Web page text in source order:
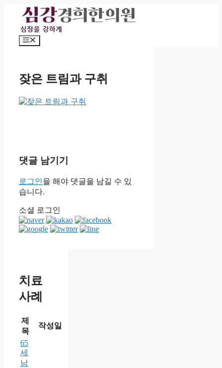
메
잦은 트림과 구취
댓글 남기기
로그인을 해야 댓글을 남길 수 있
습니다.
소셜 로그인
치료
사례
제
목
작성일
65
세
남